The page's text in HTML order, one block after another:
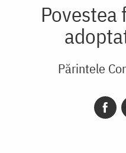
Povestea
Părintele